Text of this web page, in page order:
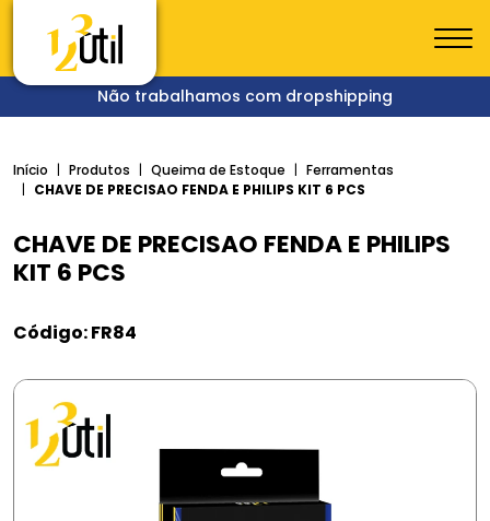
Não trabalhamos com dropshipping
Início Produtos Queima de Estoque
Ferramentas
CHAVE DE PRECISAO FENDA E PHILIPS KIT 6 PCS
CHAVE DE PRECISAO FENDA E PHILIPS
KIT 6 PCS
Código: FR84